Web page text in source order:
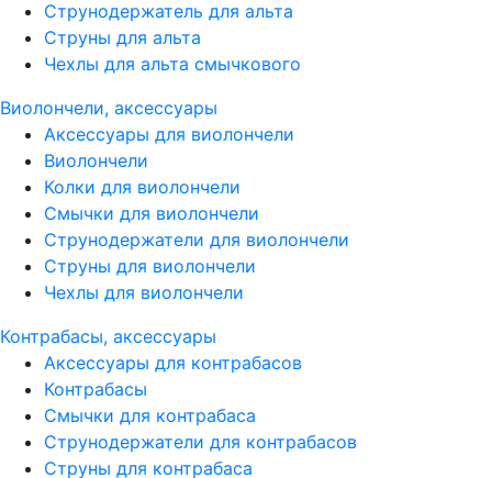
Струнодержатель для альта
Струны для альта
Чехлы для альта смычкового
Виолончели, аксессуары
Аксессуары для виолончели
Виолончели
Колки для виолончели
Смычки для виолончели
Струнодержатели для виолончели
Струны для виолончели
Чехлы для виолончели
Контрабасы, аксессуары
Аксессуары для контрабасов
Контрабасы
Смычки для контрабаса
Струнодержатели для контрабасов
Струны для контрабаса